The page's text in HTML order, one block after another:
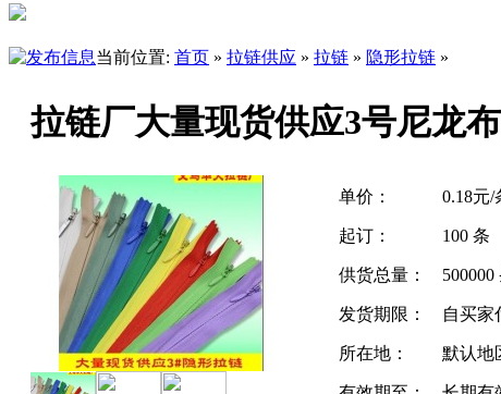
当前位置: 首页 » 拉链供应 » 拉链 » 隐形拉链 »
拉链厂大量现货供应3号尼龙
单价： 0.18元/
起订： 100 条
供货总量： 500000
发货期限： 自买家
所在地： 默认地